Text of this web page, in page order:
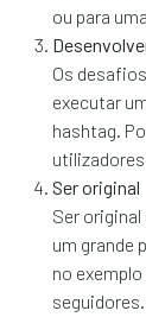
ou para
Os
executar
hashtag.
Ser original
Ser
um grande
no